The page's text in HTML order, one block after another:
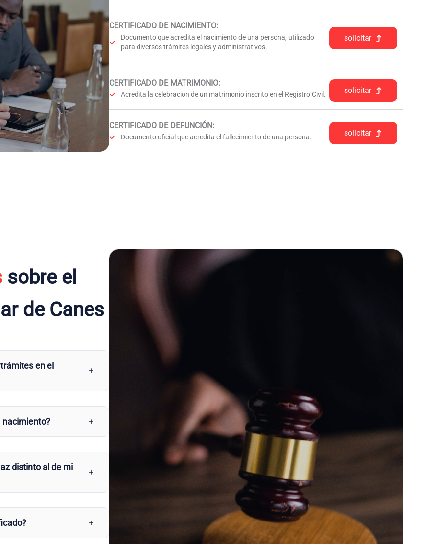
CERTIFICADO DE NACIMIENTO:
Documento que acredita el nacimiento de una persona, utilizado
para diversos trámites legales y administrativos.
solicitar
CERTIFICADO DE MATRIMONIO:
Acredita la celebración de un matrimonio inscrito en el Registro Civil. solicitar
CERTIFICADO DE DEFUNCIÓN:
Documento oficial que acredita el fallecimiento de una persona. solicitar
sobre el
de Canes
en el
nacimiento?
distinto al de mi